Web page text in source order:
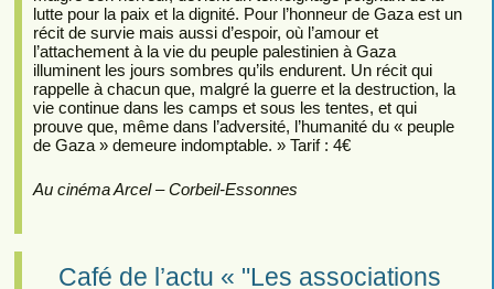
lutte pour la paix et la dignité. Pour l’honneur de Gaza est un
récit de survie mais aussi d’espoir, où l’amour et
l’attachement à la vie du peuple palestinien à Gaza
illuminent les jours sombres qu’ils endurent. Un récit qui
rappelle à chacun que, malgré la guerre et la destruction, la
vie continue dans les camps et sous les tentes, et qui
prouve que, même dans l’adversité, l’humanité du « peuple
de Gaza » demeure indomptable. » Tarif : 4€
Au cinéma Arcel – Corbeil-Essonnes
Café de l’actu « "Les associations